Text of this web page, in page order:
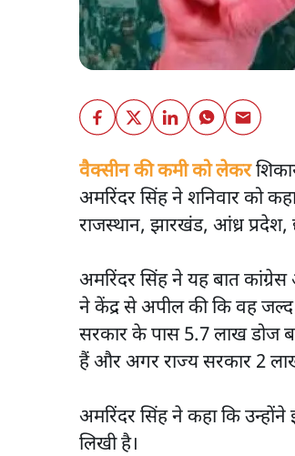
वैक्सीन की कमी को लेकर
अमरिंदर सिंह ने शनिवार को
राजस्थान, झारखंड, आंध्र
अमरिंदर सिंह ने यह बात कांग्रेस
ने केंद्र से अपील की कि वह जल्द
सरकार के पास 5.7 लाख डोज
हैं और अगर राज्य सरकार 2 लाख
अमरिंदर सिंह ने कहा कि उन्होंने
लिखी है।